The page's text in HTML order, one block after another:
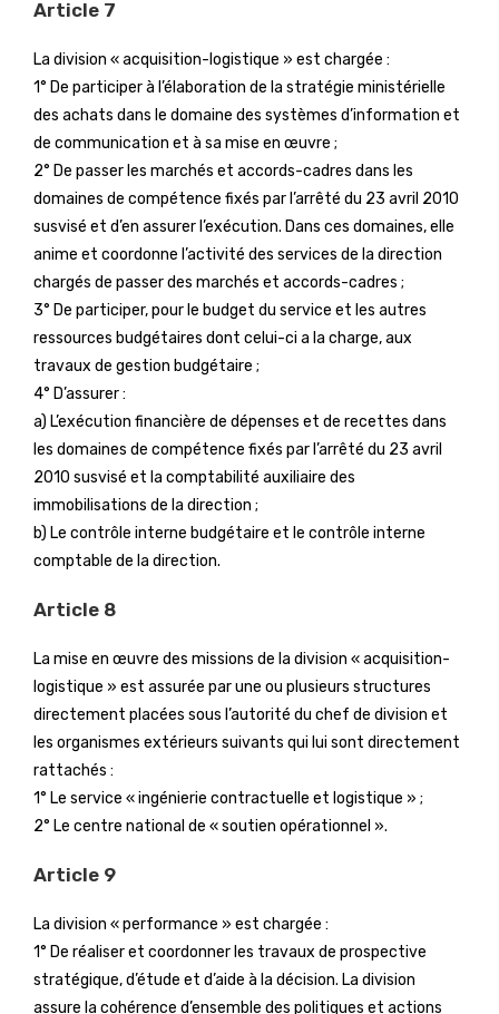
Article 7
La division « acquisition-logistique » est chargée :
1° De participer à l’élaboration de la stratégie ministérielle
des achats dans le domaine des systèmes d’information et
de communication et à sa mise en œuvre ;
2° De passer les marchés et accords-cadres dans les
domaines de compétence fixés par l’arrêté du 23 avril 2010
susvisé et d’en assurer l’exécution. Dans ces domaines, elle
anime et coordonne l’activité des services de la direction
chargés de passer des marchés et accords-cadres ;
3° De participer, pour le budget du service et les autres
ressources budgétaires dont celui-ci a la charge, aux
travaux de gestion budgétaire ;
4° D’assurer :
a) L’exécution financière de dépenses et de recettes dans
les domaines de compétence fixés par l’arrêté du 23 avril
2010 susvisé et la comptabilité auxiliaire des
immobilisations de la direction ;
b) Le contrôle interne budgétaire et le contrôle interne
comptable de la direction.
Article 8
La mise en œuvre des missions de la division « acquisition-
logistique » est assurée par une ou plusieurs structures
directement placées sous l’autorité du chef de division et
les organismes extérieurs suivants qui lui sont directement
rattachés :
1° Le service « ingénierie contractuelle et logistique » ;
2° Le centre national de « soutien opérationnel ».
Article 9
La division « performance » est chargée :
1° De réaliser et coordonner les travaux de prospective
stratégique, d’étude et d’aide à la décision. La division
assure la cohérence d’ensemble des politiques et actions